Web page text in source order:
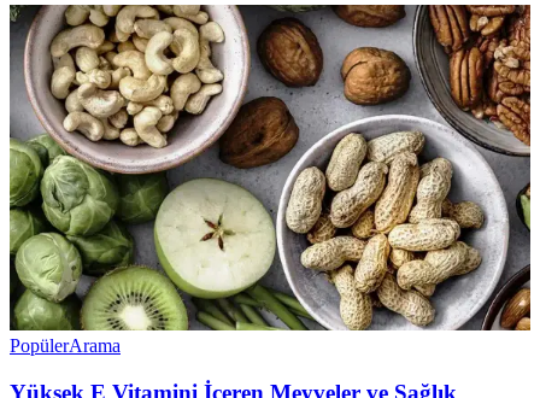
PopülerArama
Yüksek E Vitamini İçeren Meyveler ve Sağlık